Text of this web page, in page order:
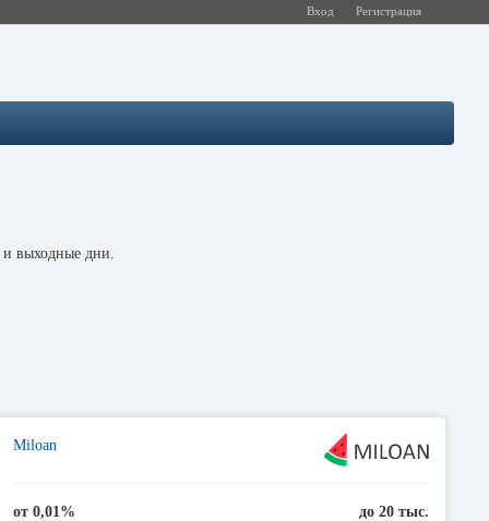
Вход Регистрация
и выходные дни.
Miloan
от 0,01% до 20 тыс.